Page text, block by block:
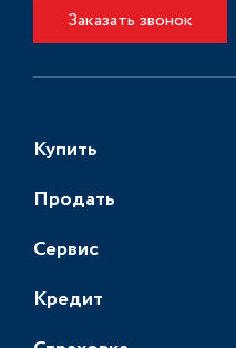
Заказать звонок
Купить
Продать
Сервис
Кредит